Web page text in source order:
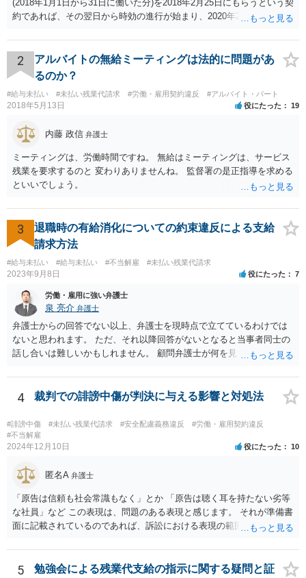
(2018年1月1日から31日に働いた分)を2018年2月25日にもらうという契
約であれば、その翌日から時効の進行が始まり、2020年2月25日の経
2
アルバイトの無給ミーティングは法的に問題があ
るのか？
#給与未払い #未払い残業代請求 #労働・雇用契約違反 #アルバイト・パート
2018年5月13日 役にたった 19
内藤 政信 弁護士
ミーティングは、労働時間ですね。 無給はミーティングは、サービス
残業を要求するのと 変わりありませんね。 監督署の是正指導を求める
といいでしょう。
3
退職時の有給消化についての約束違反による支給
請求方法
#給与未払い #給与未払い #不当解雇 #未払い残業代請求
2023年9月8日 役にたった 7
労働・雇用に強い弁護士
泉 亮介 弁護士
弁護士からの回答でない以上、弁護士を現時点で立てているわけでは
ないと思われます。 ただ、それ以降回答がないとなると当事者同士の
話し合いは難しいかもしれません。 顧問弁護士が何を見て判断したの
で、どの程度の事実を顧問弁護士が把握しているかも不明です。 有休
消化の話がないのであれば、退職手続きだけを見れば問題がなかった
4 裁判での誹謗中傷が判決に与える影響と対処法
#誹謗中傷 #未払い残業代請求 #安全配慮義務違反
#労働・雇用契約違反
#不当解雇
2024年12月10日 役にたった 10
匿名A 弁護士
「原告は信頼も社会常識もなく」とか 「原告は聴く耳を持たない劣等
な社員」など この表現は、問題のある表現と感じます。 それが準備書
面に記載されているのであれば、訴訟における表現の範囲を超えてい
5
勉強会による残業代支給の指示に関する疑問と証